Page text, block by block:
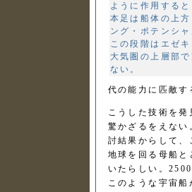
ように作用する
本足は船体の上
ング・ポテンシ
この段階はエゼ
大気圏の上層部
ない。
代の能力に匹敵
こうした技術を
驚かざるをえない
討結果からして、
地球を回る母船と
いたらしい。
このような宇宙